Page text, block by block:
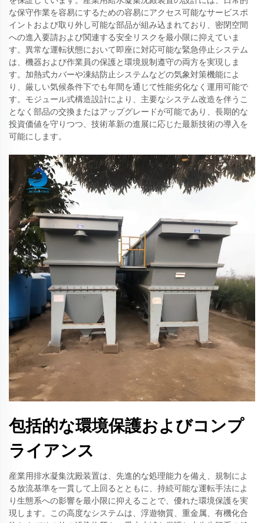
な保守作業を容易にするための容易にアクセス可能なサービスポ
イントおよび取り外し可能な部品が組み込まれており、密閉空間
への進入要請および関連する安全リスクを最小限に抑えていま
す。異常な運転状態において即座に対応可能な緊急停止システム
は、機器および作業員の保護と環境規制遵守の両方を実現しま
す。加熱式カバーや凍結防止システムなどの気象対策機能によ
り、厳しい気候条件下でも年間を通じて性能劣化なく運用可能で
す。モジュール式構造設計により、主要なシステム改造を伴うこ
となく部品の交換またはアップグレードが可能であり、長期的な
投資価値を守りつつ、技術革新の進展に応じた最新技術の導入を
可能にします。
包括的な環境保護およびコンプ
ライアンス
産業用排水凝集沈殿装置は、先進的な処理能力を備え、規制によ
る放流基準を一貫して上回るとともに、持続可能な運転手法によ
り生態系への影響を最小限に抑えることで、優れた環境保護を実
現します。この高度なシステムは、浮遊物質、重金属、有機化合